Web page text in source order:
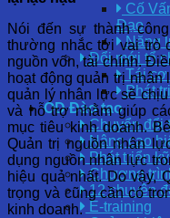
Cố
Đạo
Năng
Đổi mới tổ
Tái cơ
Phát
OD Đào tạo
Chuyển đổi
Nâng cao
Phát triển
Chương
12 chuyên
E-training
Nói đến sự thành
thường nhắc tới vai trò
nguồn vốn, tài chính.
hoạt động quản trị
quản lý nhân lực sẽ
và hỗ trợ nhằm giúp
mục tiêu kinh doanh.
Quản trị nguồn nhân
dụng nguồn nhân lực
hiệu quả nhất. Do vậy,
trọng và cũng cần có
kinh doanh.